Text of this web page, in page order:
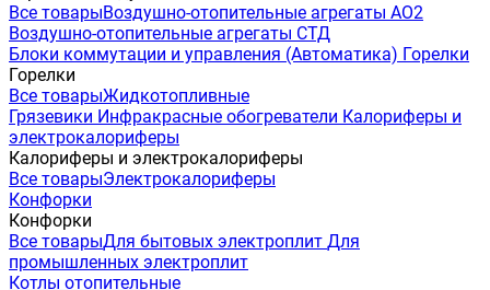
Все товарыВоздушно-отопительные агрегаты АО2
Воздушно-отопительные агрегаты СТД
Блоки коммутации и управления (Автоматика) Горелки
Горелки
Все товарыЖидкотопливные
Грязевики Инфракрасные обогреватели Калориферы и
электрокалориферы
Калориферы и электрокалориферы
Все товарыЭлектрокалориферы
Конфорки
Конфорки
Все товарыДля бытовых электроплит Для
промышленных электроплит
Котлы отопительные